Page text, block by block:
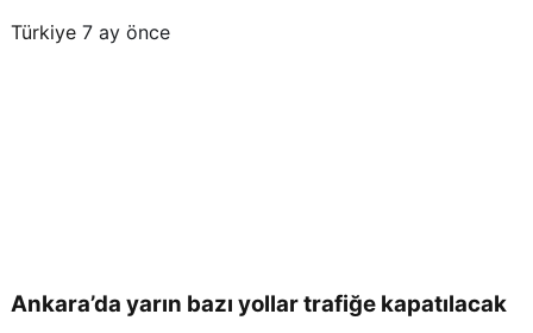
Türkiye 7 ay önce
Ankara’da yarın bazı yollar trafiğe kapatılacak